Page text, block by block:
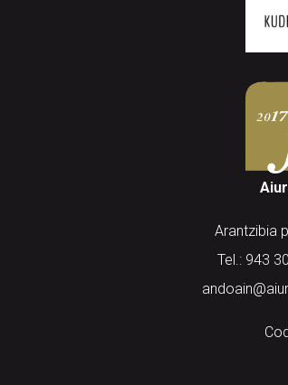
Arantzibia
Tel.: 943